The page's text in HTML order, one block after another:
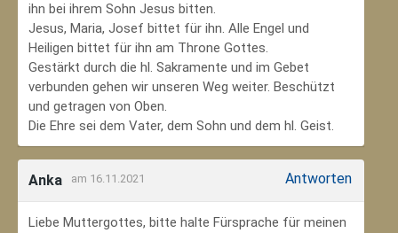
ihn bei ihrem Sohn Jesus bitten.
Jesus, Maria, Josef bittet für ihn. Alle Engel und
Heiligen bittet für ihn am Throne Gottes.
Gestärkt durch die hl. Sakramente und im Gebet
verbunden gehen wir unseren Weg weiter. Beschützt
und getragen von Oben.
Die Ehre sei dem Vater, dem Sohn und dem hl. Geist.
Anka am 16.11.2021 Antworten
Liebe Muttergottes, bitte halte Fürsprache für meinen